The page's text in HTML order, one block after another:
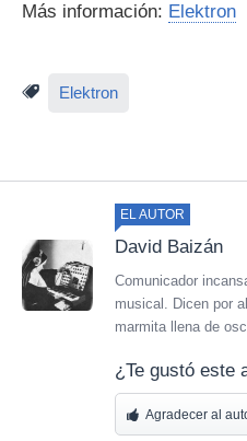
Más información: Elektron
Elektron
EL AUTOR
David Baizán
Comunicador
musical. Dicen por
marmita llena de
¿Te gustó este
Agradecer al